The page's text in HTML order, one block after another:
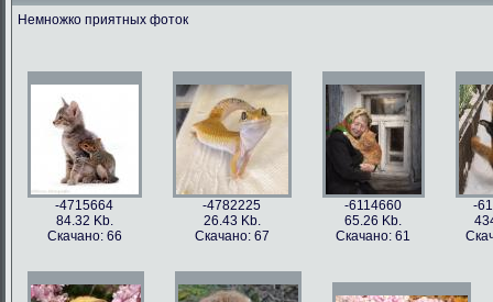
Самые смешные фото (15)
809.97 Kb.
Скачано: 68
Самые смешные фото (16)
674.29 Kb.
Скачано: 79
Самые
Самые смешные фото (27)
Скачано: 61
Самые смешные фото (28)
1158.5 Kb.
Скачано: 76
Самые
Самые смешные фото (31)
626.42 Kb.
Скачано: 77
Самые смешные фото (33)
1054 Kb.
Скачано: 85
Немножко приятных фоток
-4715664
84.32 Kb.
Скачано: 66
-4782225
26.43 Kb.
Скачано: 67
-6114660
65.26 Kb.
Скачано: 61
-